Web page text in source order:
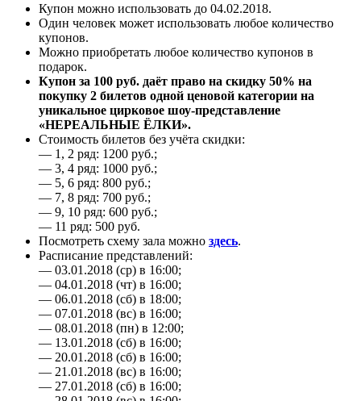
Купон можно использовать до 04.02.2018.
Один человек может использовать любое количество
купонов.
Можно приобретать любое количество купонов в
подарок.
Купон за 100 руб. даёт право на скидку 50% на
покупку 2 билетов одной ценовой категории на
уникальное цирковое шоу-представление
«НЕРЕАЛЬНЫЕ ЁЛКИ».
Стоимость билетов без учёта скидки:
— 1, 2 ряд: 1200 руб.;
— 3, 4 ряд: 1000 руб.;
— 5, 6 ряд: 800 руб.;
— 7, 8 ряд: 700 руб.;
— 9, 10 ряд: 600 руб.;
— 11 ряд: 500 руб.
Посмотреть схему зала можно здесь.
Расписание представлений:
— 03.01.2018 (ср) в 16:00;
— 04.01.2018 (чт) в 16:00;
— 06.01.2018 (сб) в 18:00;
— 07.01.2018 (вс) в 16:00;
— 08.01.2018 (пн) в 12:00;
— 13.01.2018 (сб) в 16:00;
— 20.01.2018 (сб) в 16:00;
— 21.01.2018 (вс) в 16:00;
— 27.01.2018 (сб) в 16:00;